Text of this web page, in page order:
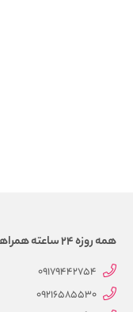
همه روزه 24 ساعته همراهتیم
09179442754
09216585530